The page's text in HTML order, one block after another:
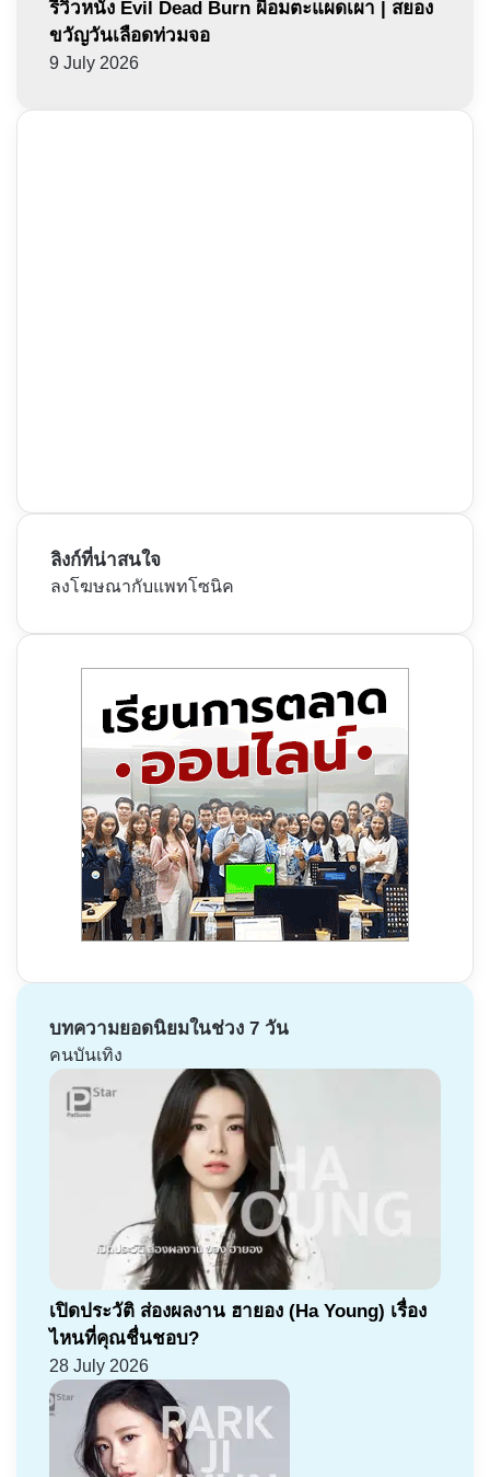
รีวิวหนัง Evil Dead Burn ผีอมตะแผดเผา | สยอง
ขวัญวันเลือดท่วมจอ
9 July 2026
ลิงก์ที่น่าสนใจ
ลงโฆษณากับแพทโซนิค
บทความยอดนิยมในช่วง 7 วัน
คนบันเทิง
เปิดประวัติ ส่องผลงาน ฮายอง (Ha Young) เรื่อง
ไหนที่คุณชื่นชอบ?
28 July 2026